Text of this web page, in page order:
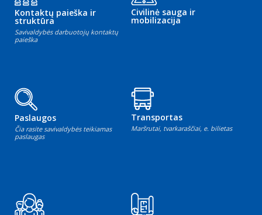
Kontaktų paieška ir
struktūra
Savivaldybės darbuotojų kontaktų
paieška
Civilinė sauga ir
mobilizacija
Paslaugos
Čia rasite savivaldybės teikiamas
paslaugas
Transportas
Maršrutai, tvarkaraščiai, e. bilietas